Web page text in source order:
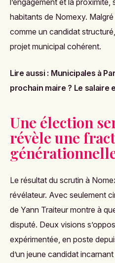
l’engagement et la
habitants de Nomexy.
comme un candidat
projet municipal cohérent.
Lire aussi : Municipales à
prochain maire ? Le salaire
Une élection
révèle une
Le résultat du scrutin à
révélateur. Avec seulement
de Yann Traiteur montre à
disputé. Deux visions
expérimentée, en poste
d’un jeune candidat